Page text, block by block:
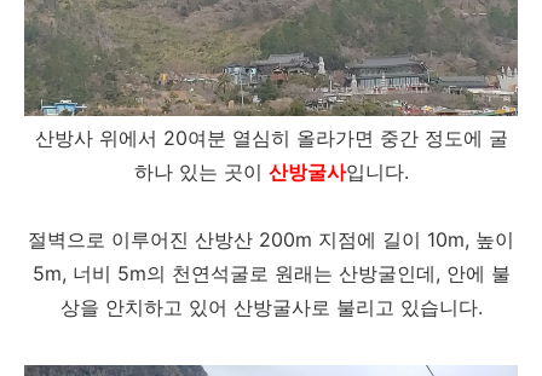
산방사 위에서 20여분 열심히 올라가면 중간 정도에 굴
하나 있는 곳이 산방굴사입니다.
절벽으로 이루어진 산방산 200m 지점에 길이 10m, 높이
5m, 너비 5m의 천연석굴로 원래는 산방굴인데, 안에 불
상을 안치하고 있어 산방굴사로 불리고 있습니다.